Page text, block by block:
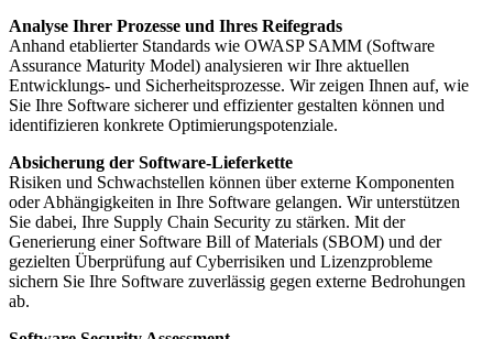
Analyse Ihrer Prozesse und Ihres Reifegrads
Anhand etablierter Standards wie OWASP SAMM (Software
Assurance Maturity Model) analysieren wir Ihre aktuellen
Entwicklungs- und Sicherheitsprozesse. Wir zeigen Ihnen auf, wie
Sie Ihre Software sicherer und effizienter gestalten können und
identifizieren konkrete Optimierungspotenziale.
Absicherung der Software-Lieferkette
Risiken und Schwachstellen können über externe Komponenten
oder Abhängigkeiten in Ihre Software gelangen. Wir unterstützen
Sie dabei, Ihre Supply Chain Security zu stärken. Mit der
Generierung einer Software Bill of Materials (SBOM) und der
gezielten Überprüfung auf Cyberrisiken und Lizenzprobleme
sichern Sie Ihre Software zuverlässig gegen externe Bedrohungen
ab.